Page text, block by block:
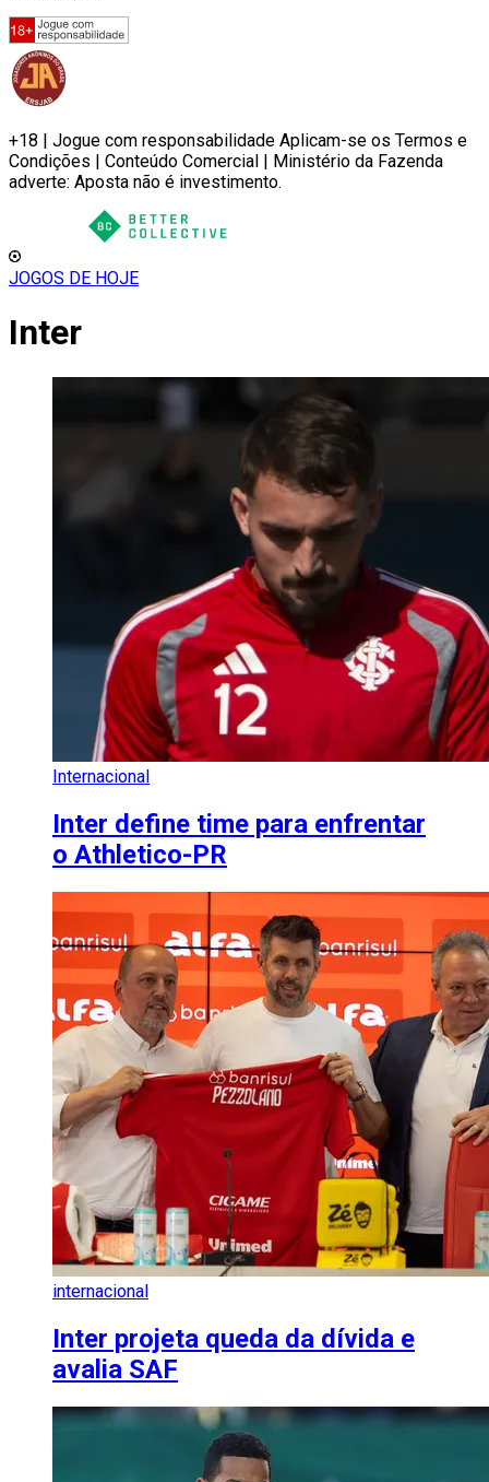
+18 | Jogue com responsabilidade Aplicam-se os Termos e
Condições | Conteúdo Comercial | Ministério da Fazenda
adverte: Aposta não é investimento.
JOGOS DE HOJE
Inter
Internacional
Inter define time para enfrentar
o Athletico-PR
internacional
Inter projeta queda da dívida e
avalia SAF